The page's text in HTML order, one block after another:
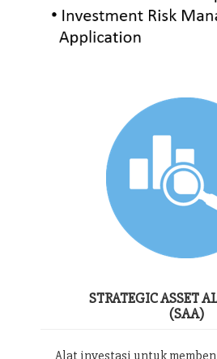
STRATEGIC ASSET
(SAA)